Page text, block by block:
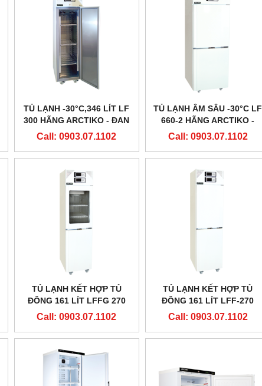
TỦ LẠNH -30°C,346 LÍT LF
300 HÃNG ARCTIKO - ĐAN
MẠCH
Call: 0903.07.1102
TỦ LẠNH ÂM SÂU -30°C LF
660-2 HÃNG ARCTIKO -
ĐAN MẠCH
Call: 0903.07.1102
TỦ LẠNH KẾT HỢP TỦ
ĐÔNG 161 LÍT LFFG 270
HÃNG ARCTIKO - ĐAN
Call: 0903.07.1102
TỦ LẠNH KẾT HỢP TỦ
ĐÔNG 161 LÍT LFF-270
HÃNG ARCTIKO - ĐAN
Call: 0903.07.1102